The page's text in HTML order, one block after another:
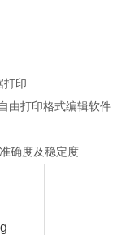
打印
由打印格式编辑软件
确度及稳定度